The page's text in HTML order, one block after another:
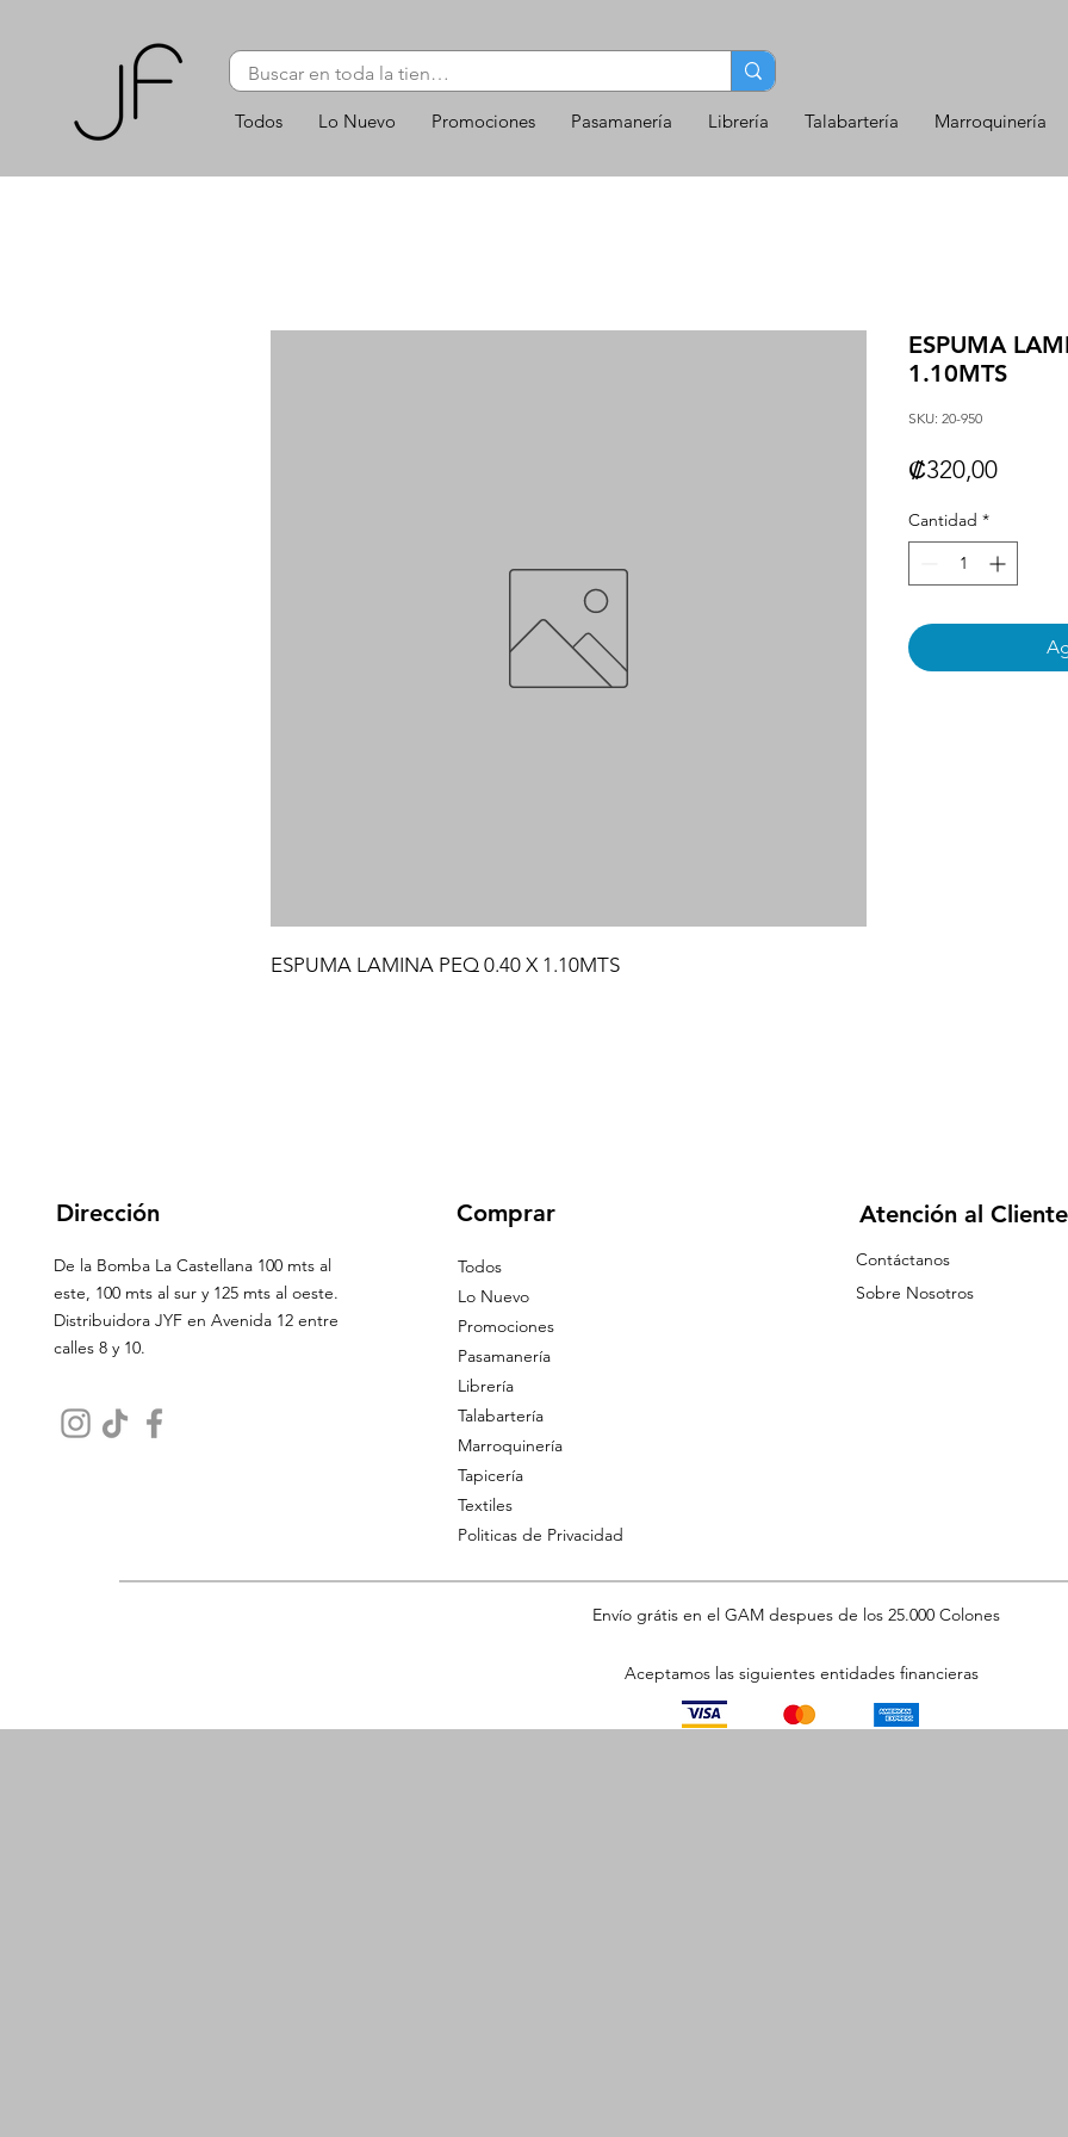
Todos Lo Nuevo Promociones Pasamanería Librería Talabartería Marroquinería
ESPUMA LAMINA PEQ 0.40 X 1.10MTS
ESPUMA
1.10MTS
SKU: 20-950
₡320,00Precio
Cantidad *
Dirección
De la Bomba La Castellana 100 mts al
este, 100 mts al sur y 125 mts al oeste.
Distribuidora JYF en Avenida 12 entre
calles 8 y 10.
Comprar
Todos
Lo Nuevo
Promociones
Pasamanería
Librería
Talabartería
Marroquinería
Tapicería
Textiles
Politicas de Privacidad
Atención al Cliente
Contáctanos
Sobre Nosotros
Envío grátis en el GAM despues de los 25.000 Colones
Aceptamos las siguientes entidades financieras